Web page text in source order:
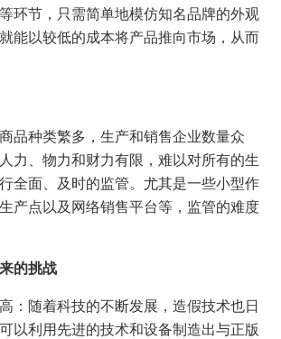
环节，只需简单地模仿知名品牌的外观
能以较低的成本将产品推向市场，从而
品种类繁多，生产和销售企业数量众
力、物力和财力有限，难以对所有的生
全面、及时的监管。尤其是一些小型作
产点以及网络销售平台等，监管的难度
的挑战
：随着科技的不断发展，造假技术也日
以利用先进的技术和设备制造出与正版